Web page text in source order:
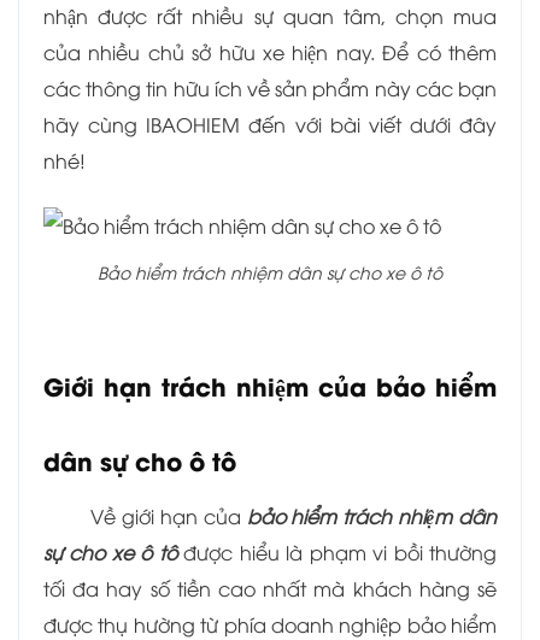
nhận được rất nhiều sự quan tâm, chọn mua
của nhiều chủ sở hữu xe hiện nay. Để có thêm
các thông tin hữu ích về sản phẩm này các bạn
hãy cùng IBAOHIEM đến với bài viết dưới đây
nhé!
Bảo hiểm trách nhiệm dân sự cho xe ô tô
Giới hạn trách nhiệm của bảo hiểm
dân sự cho ô tô
Về giới hạn của bảo hiểm trách nhiệm dân
sự cho xe ô tôđược hiểu là phạm vi bồi thường
tối đa hay số tiền cao nhất mà khách hàng sẽ
được thụ hường từ phía doanh nghiệp bảo hiểm